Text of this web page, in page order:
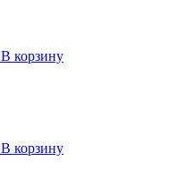
В корзину
В корзину